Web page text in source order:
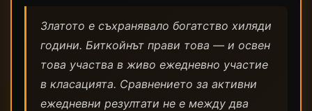
Златото е съхранявало богатство хиляди
години. Биткойнът прави това — и освен
това участва в живо ежедневно участие
в класацията. Сравнението за активни
ежедневни резултати не е между два